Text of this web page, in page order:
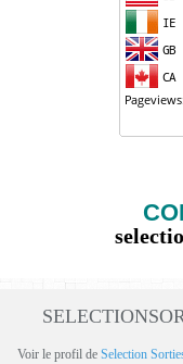
Voir le profil de Selection